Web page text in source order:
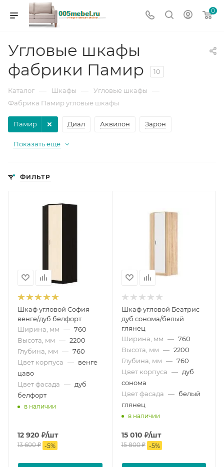
0
Угловые шкафы
фабрики Памир
10
Каталог — Шкафы — Угловые шкафы —
Фабрика Памир угловые шкафы
Диал Аквилон Зарон
Памир
Показать еще
ФИЛЬТР
Шкаф угловой София
венге/дуб белфорт
Ширина, мм — 760
Высота, мм — 2200
Глубина, мм — 760
Цвет корпуса — венге
цаво
Цвет фасада — дуб
белфорт
в наличии
12 920 ₽/шт
13 600₽ -5%
Шкаф угловой Беатрис
дуб сонома/белый
глянец
Ширина, мм — 760
Высота, мм — 2200
Глубина, мм — 760
Цвет корпуса — дуб
сонома
Цвет фасада — белый
глянец
в наличии
15 010 ₽/шт
15 800₽ -5%